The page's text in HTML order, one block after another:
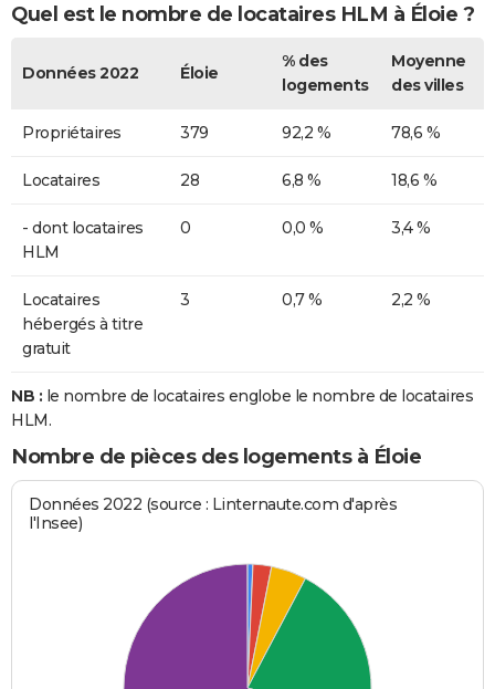
Quel est le nombre de locataires HLM à Éloie ?
Données 2022 Éloie
% des
logements
Moyenne
des villes
Propriétaires 379 92,2 % 78,6 %
Locataires 28 6,8 % 18,6 %
- dont locataires
HLM
0 0,0 % 3,4 %
Locataires
hébergés à titre
gratuit
3 0,7 % 2,2 %
NB : le nombre de locataires englobe le nombre de locataires
HLM.
Nombre de pièces des logements à Éloie
Données 2022 (source : Linternaute.com d'après
l'Insee)